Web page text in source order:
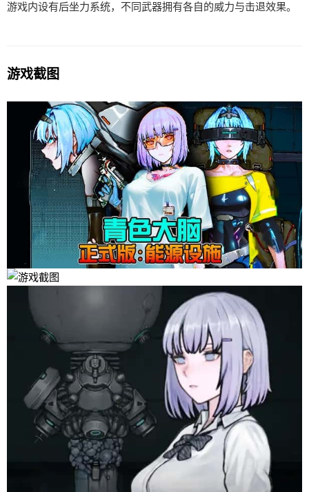
游戏内设有后坐力系统，不同武器拥有各自的威力与击退效果。
游戏截图